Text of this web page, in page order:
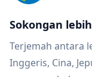
Sokongan
Terjemah antara
Inggeris, Cina,